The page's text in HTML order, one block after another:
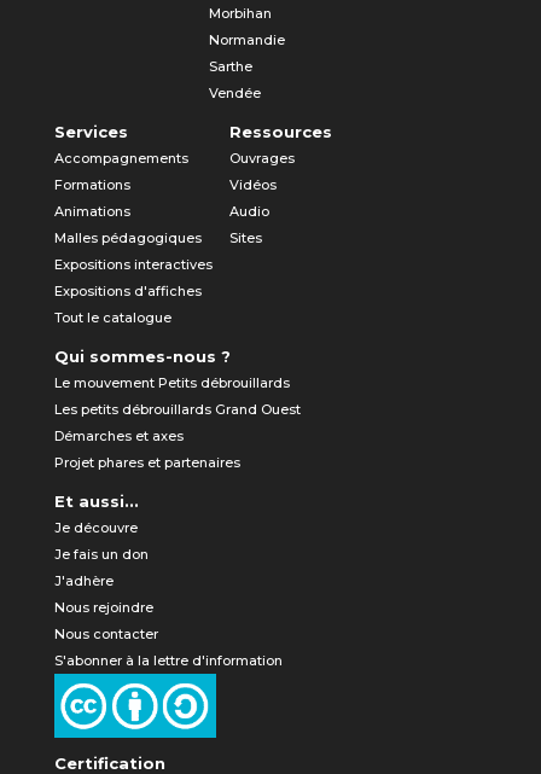
Morbihan
Normandie
Sarthe
Vendée
Services
Accompagnements
Formations
Animations
Malles pédagogiques
Expositions interactives
Expositions d'affiches
Tout le catalogue
Ressources
Ouvrages
Vidéos
Audio
Sites
Qui sommes-nous ?
Le mouvement Petits débrouillards
Les petits débrouillards Grand Ouest
Démarches et axes
Projet phares et partenaires
Et aussi...
Je découvre
Je fais un don
J'adhère
Nous rejoindre
Nous contacter
S'abonner à la lettre d'information
Certification